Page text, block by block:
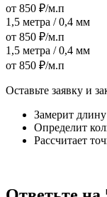
от 850 ₽/м.п
1,5 метра / 0,4 мм
от 850 ₽/м.п
1,5 метра / 0,4 мм
от 850 ₽/м.п
Оставьте заявку и
Замерит
Определит
Рассчитает